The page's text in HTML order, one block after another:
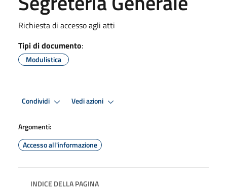
Richiesta di accesso agli atti
Tipi di documento:
Modulistica
Condividi Vedi azioni
Argomenti:
Accesso all'informazione
INDICE DELLA PAGINA